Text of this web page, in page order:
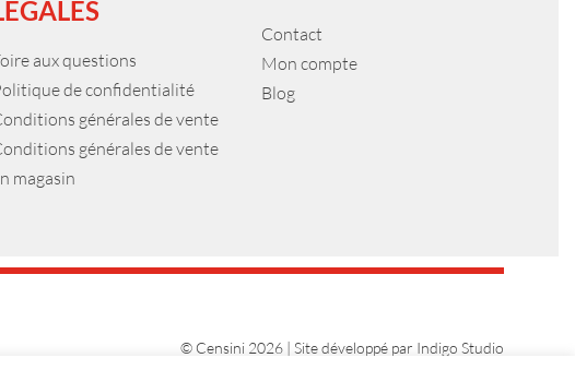
aux questions
de confidentialité
générales de vente
générales de vente
magasin
Contact
Mon compte
Blog
© Censini 2026 | Site développé par Indigo Studio